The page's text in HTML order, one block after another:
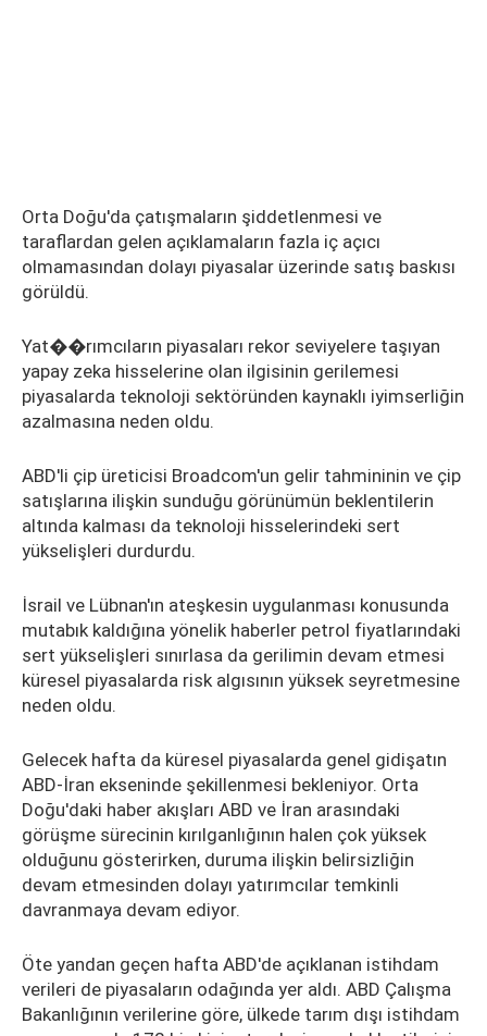
Orta Doğu'da çatışmaların şiddetlenmesi ve
taraflardan gelen açıklamaların fazla iç açıcı
olmamasından dolayı piyasalar üzerinde satış baskısı
görüldü.
Yat��rımcıların piyasaları rekor seviyelere taşıyan
yapay zeka hisselerine olan ilgisinin gerilemesi
piyasalarda teknoloji sektöründen kaynaklı iyimserliğin
azalmasına neden oldu.
ABD'li çip üreticisi Broadcom'un gelir tahmininin ve çip
satışlarına ilişkin sunduğu görünümün beklentilerin
altında kalması da teknoloji hisselerindeki sert
yükselişleri durdurdu.
İsrail ve Lübnan'ın ateşkesin uygulanması konusunda
mutabık kaldığına yönelik haberler petrol fiyatlarındaki
sert yükselişleri sınırlasa da gerilimin devam etmesi
küresel piyasalarda risk algısının yüksek seyretmesine
neden oldu.
Gelecek hafta da küresel piyasalarda genel gidişatın
ABD-İran ekseninde şekillenmesi bekleniyor. Orta
Doğu'daki haber akışları ABD ve İran arasındaki
görüşme sürecinin kırılganlığının halen çok yüksek
olduğunu gösterirken, duruma ilişkin belirsizliğin
devam etmesinden dolayı yatırımcılar temkinli
davranmaya devam ediyor.
Öte yandan geçen hafta ABD'de açıklanan istihdam
verileri de piyasaların odağında yer aldı. ABD Çalışma
Bakanlığının verilerine göre, ülkede tarım dışı istihdam